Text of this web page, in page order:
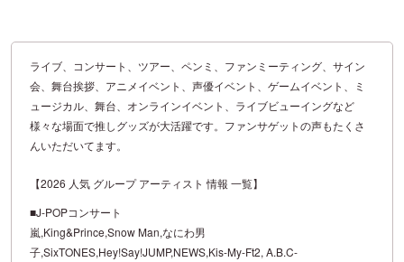
ライブ、コンサート、ツアー、ペンミ、ファンミーティング、サイン
会、舞台挨拶、アニメイベント、声優イベント、ゲームイベント、ミ
ュージカル、舞台、オンラインイベント、ライブビューイングなど
様々な場面で推しグッズが大活躍です。ファンサゲットの声もたくさ
んいただいてます。
【2026 人気 グループ アーティスト 情報 一覧】
■J-POPコンサート
嵐,King&Prince,Snow Man,なにわ男
子,SixTONES,Hey!Say!JUMP,NEWS,Kis-My-Ft2, A.B.C-